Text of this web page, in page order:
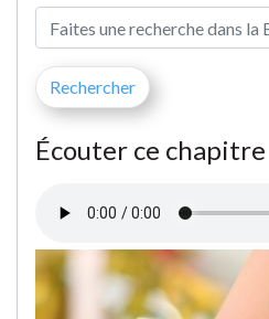
Écouter ce chapitre